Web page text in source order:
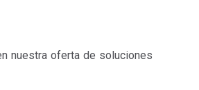
nuestra oferta de soluciones